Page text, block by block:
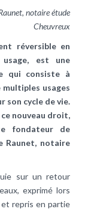
notaire étude
Cheuvreux
réversible en
est une
qui consiste à
usages
son cycle de vie.
nouveau droit,
fondateur de
Raunet, notaire
sur un retour
exprimé lors
et repris en partie